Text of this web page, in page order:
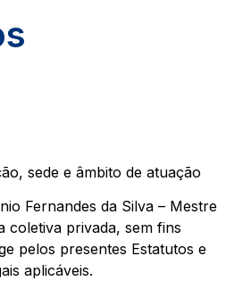
sede e âmbito de atuação
Fernandes da Silva – Mestre
coletiva privada, sem fins
pelos presentes Estatutos e
aplicáveis.